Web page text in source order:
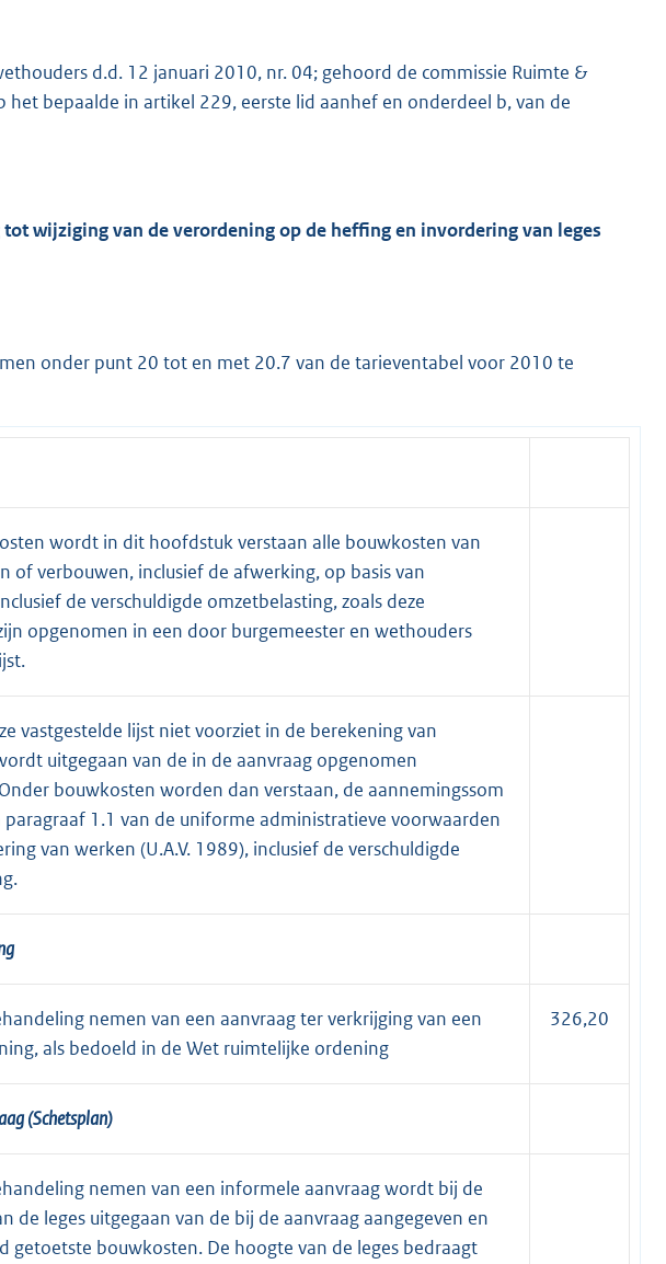
d.d. 12 januari 2010, nr. 04; gehoord de commissie Ruimte &
het bepaalde in artikel 229, eerste lid aanhef en onderdeel b, van de
wijziging van de verordening op de heffing en invordering van leges
onder punt 20 tot en met 20.7 van de tarieventabel voor 2010 te
wordt in dit hoofdstuk verstaan alle bouwkosten van
of verbouwen, inclusief de afwerking, op basis van
de verschuldigde omzetbelasting, zoals deze
opgenomen in een door burgemeester en wethouders
vastgestelde lijst niet voorziet in de berekening van
uitgegaan van de in de aanvraag opgenomen
bouwkosten worden dan verstaan, de aannemingssom
paragraaf 1.1 van de uniforme administratieve voorwaarden
van werken (U.A.V. 1989), inclusief de verschuldigde
nemen van een aanvraag ter verkrijging van een
als bedoeld in de Wet ruimtelijke ordening
326,20
(Schetsplan)
nemen van een informele aanvraag wordt bij de
de leges uitgegaan van de bij de aanvraag aangegeven en
getoetste bouwkosten. De hoogte van de leges bedraagt